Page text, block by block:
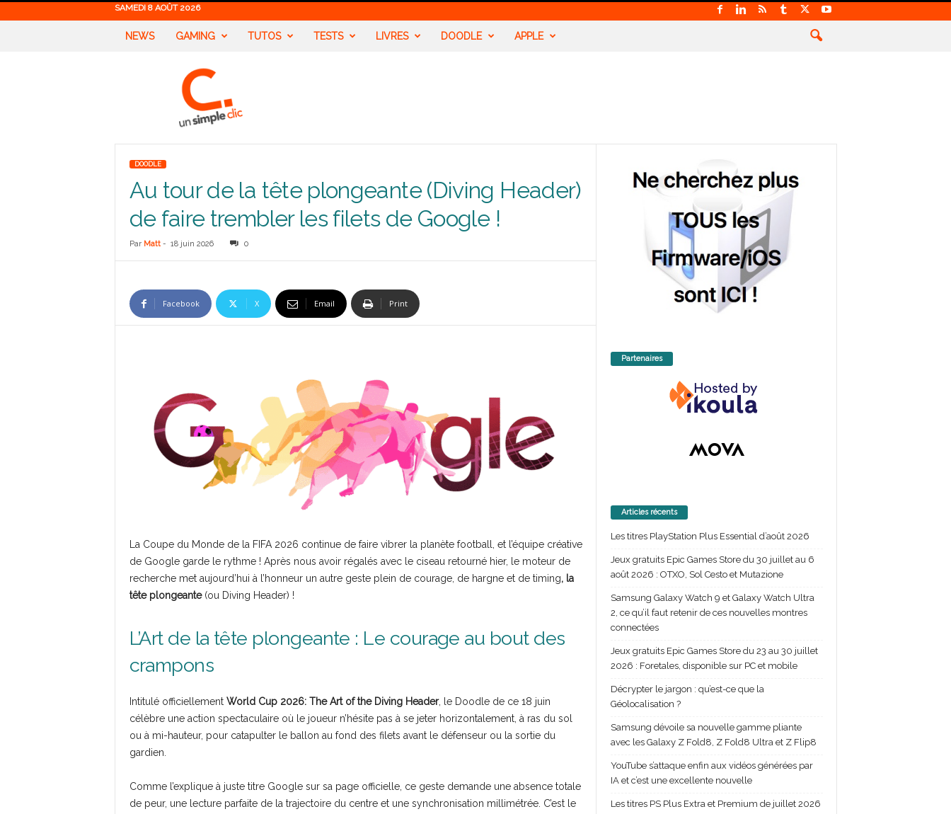
SAMEDI 8 AOÛT 2026
NEWS GAMING TUTOS TESTS LIVRES DOODLE APPLE
DOODLE
Au tour de la tête plongeante (Diving Header)
de faire trembler les filets de Google !
Par Matt- 18 juin 2026 0
Facebook X Email Print
La Coupe du Monde de la FIFA 2026 continue de faire vibrer la planète football, et l’équipe créative
de Google garde le rythme ! Après nous avoir régalés avec le ciseau retourné hier, le moteur de
recherche met aujourd’hui à l’honneur un autre geste plein de courage, de hargne et de timing, la
tête plongeante(ou Diving Header) !
L’Art de la tête plongeante : Le courage au bout des
crampons
Intitulé officiellement World Cup 2026: The Art of the Diving Header, le Doodle de ce 18 juin
célèbre une action spectaculaire où le joueur n’hésite pas à se jeter horizontalement, à ras du sol
ou à mi-hauteur, pour catapulter le ballon au fond des filets avant le défenseur ou la sortie du
gardien.
Comme l’explique à juste titre Google sur sa page officielle, ce geste demande une absence totale
de peur, une lecture parfaite de la trajectoire du centre et une synchronisation millimétrée. C’est le
Partenaires
Articles récents
Les titres PlayStation Plus Essential d’août 2026
Jeux gratuits Epic Games Store du 30 juillet au 6
août 2026 : OTXO, Sol Cesto et Mutazione
Samsung Galaxy Watch 9 et Galaxy Watch Ultra
2, ce qu’il faut retenir de ces nouvelles montres
connectées
Jeux gratuits Epic Games Store du 23 au 30 juillet
2026 : Foretales, disponible sur PC et mobile
Décrypter le jargon : qu’est-ce que la
Géolocalisation ?
Samsung dévoile sa nouvelle gamme pliante
avec les Galaxy Z Fold8, Z Fold8 Ultra et Z Flip8
YouTube s’attaque enfin aux vidéos générées par
IA et c’est une excellente nouvelle
Les titres PS Plus Extra et Premium de juillet 2026